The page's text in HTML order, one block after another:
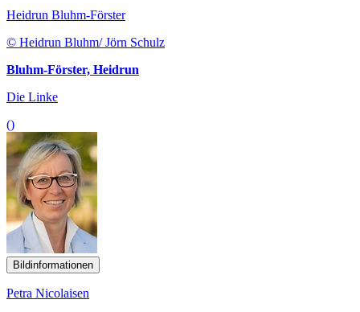
Heidrun Bluhm-Förster
© Heidrun Bluhm/ Jörn Schulz
Bluhm-Förster, Heidrun
Die Linke
()
Bildinformationen
Petra Nicolaisen